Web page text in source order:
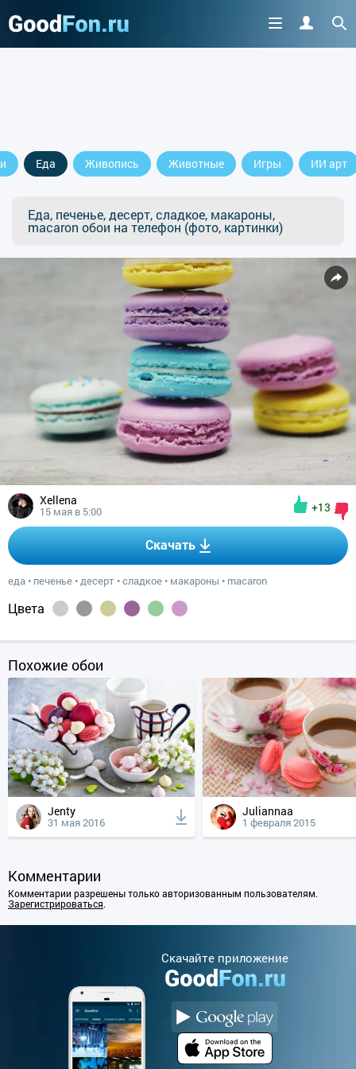
Еда Живопись Животные Игры ИИ арт
Еда, печенье, десерт, сладкое, макароны,
macaron обои на телефон (фото, картинки)
Xellena
15 мая в 5:00 +13
Скачать
еда • печенье •десерт •сладкое • макароны • macaron
Цвета
Похожие обои
Jenty
31 мая 2016
Juliannaa
1 февраля 2015
Комментарии
Комментарии разрешены только авторизованным пользователям.
Зарегистрироваться.
Cкачайте приложение